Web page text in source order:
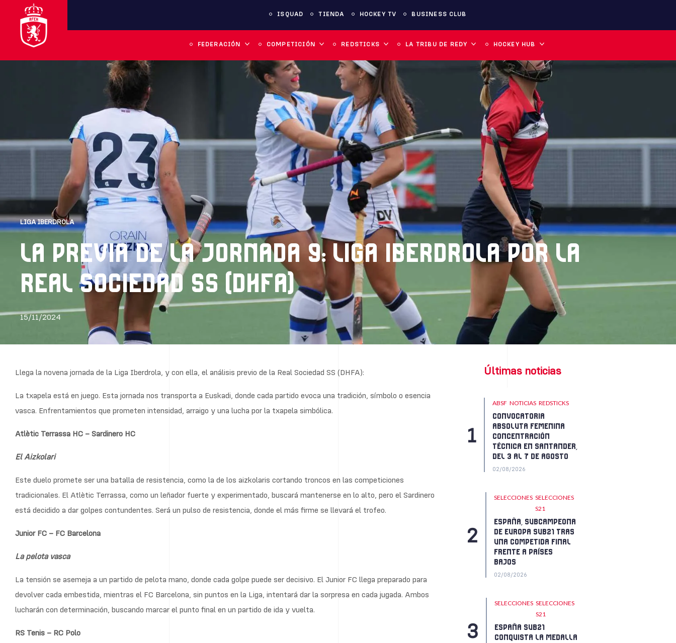
ISQUAD TIENDA HOCKEY TV BUSINESS CLUB
FEDERACIÓN COMPETICIÓN REDSTICKS LA TRIBU DE REDY HOCKEY HUB
LIGA IBERDROLA
LA PREVIA DE LA JORNADA 9: LIGA IBERDROLA POR LA
REAL SOCIEDAD SS (DHFA)
15/11/2024
Llega la novena jornada de la Liga Iberdrola, y con ella, el análisis previo de la Real Sociedad SS (DHFA):
La txapela está en juego. Esta jornada nos transporta a Euskadi, donde cada partido evoca una tradición, símbolo o esencia
vasca. Enfrentamientos que prometen intensidad, arraigo y una lucha por la txapela simbólica.
Atlètic Terrassa HC – Sardinero HC
El Aizkolari
Este duelo promete ser una batalla de resistencia, como la de los aizkolaris cortando troncos en las competiciones
tradicionales. El Atlètic Terrassa, como un leñador fuerte y experimentado, buscará mantenerse en lo alto, pero el Sardinero
está decidido a dar golpes contundentes. Será un pulso de resistencia, donde el más firme se llevará el trofeo.
Junior FC – FC Barcelona
La pelota vasca
La tensión se asemeja a un partido de pelota mano, donde cada golpe puede ser decisivo. El Junior FC llega preparado para
devolver cada embestida, mientras el FC Barcelona, sin puntos en la Liga, intentará dar la sorpresa en cada jugada. Ambos
lucharán con determinación, buscando marcar el punto final en un partido de ida y vuelta.
RS Tenis – RC Polo
Últimas noticias
ABSF NOTICIAS REDSTICKS
CONVOCATORIA
ABSOLUTA FEMENINA
CONCENTRACIÓN
TÉCNICA EN SANTANDER,
DEL 3 AL 7 DE AGOSTO
02/08/2026
SELECCIONES SELECCIONES
S21
ESPAÑA, SUBCAMPEONA
DE EUROPA SUB21 TRAS
UNA COMPETIDA FINAL
FRENTE A PAÍSES
BAJOS
02/08/2026
SELECCIONES SELECCIONES
S21
ESPAÑA SUB21
CONQUISTA LA MEDALLA